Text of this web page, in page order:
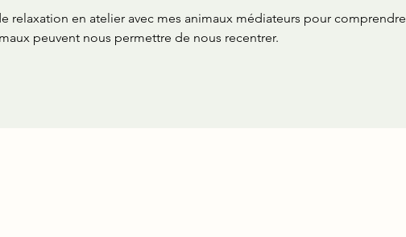
relaxation en atelier avec mes animaux médiateurs pour comprendre
peuvent nous permettre de nous recentrer.